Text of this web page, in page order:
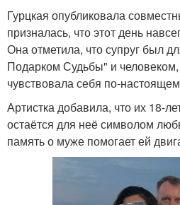
Гурцкая опубликовала
призналась, что этот день
Она отметила, что супруг был
Подарком Судьбы" и
чувствовала себя по-
Артистка добавила, что их 18-
остаётся для неё символом
память о муже помогает ей